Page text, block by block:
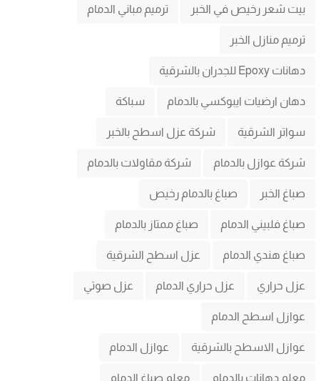
بيت شعر رخيص في الخبر ترميم مباني الدمام
ترميم منازل الخبر
دهانات Epoxy للجدران بالشرقية
دهان ارضيات ايبوكسي بالدمام سباكة
سواتر الشرقية شركة عزل اسطح بالخبر
شركة عوازل بالدمام شركة مقاولات بالدمام
صباغ الخبر صباغ بالدمام رخيص
صباغ فلبيني الدمام صباغ ممتاز بالدمام
صباغ هندي الدمام عزل اسطح الشرقية
عزل حراري عزل حراري الدمام عزل صوتي
عوازل اسطح الدمام
عوازل الاسطح بالشرقية عوازل الدمام
معلم دهانات بالدمام معلم صباغ الدمام